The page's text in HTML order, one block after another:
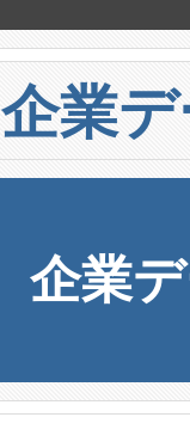
企業
企業